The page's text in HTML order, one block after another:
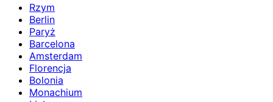
Rzym
Berlin
Paryż
Barcelona
Amsterdam
Florencja
Bolonia
Monachium